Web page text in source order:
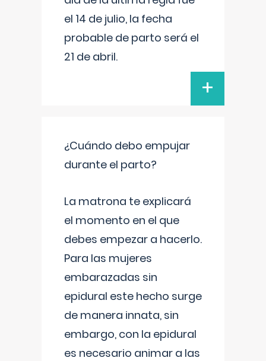
el 14 de julio, la fecha
probable de parto será el
21 de abril.
+
¿Cuándo debo empujar
durante el parto?
La matrona te explicará
el momento en el que
debes empezar a hacerlo.
Para las mujeres
embarazadas sin
epidural este hecho surge
de manera innata, sin
embargo, con la epidural
es necesario animar a las